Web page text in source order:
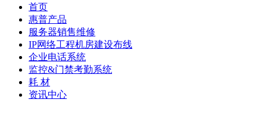
首页
惠普产品
服务器销售维修
IP网络工程机房建设布线
企业电话系统
监控&门禁考勤系统
耗 材
资讯中心